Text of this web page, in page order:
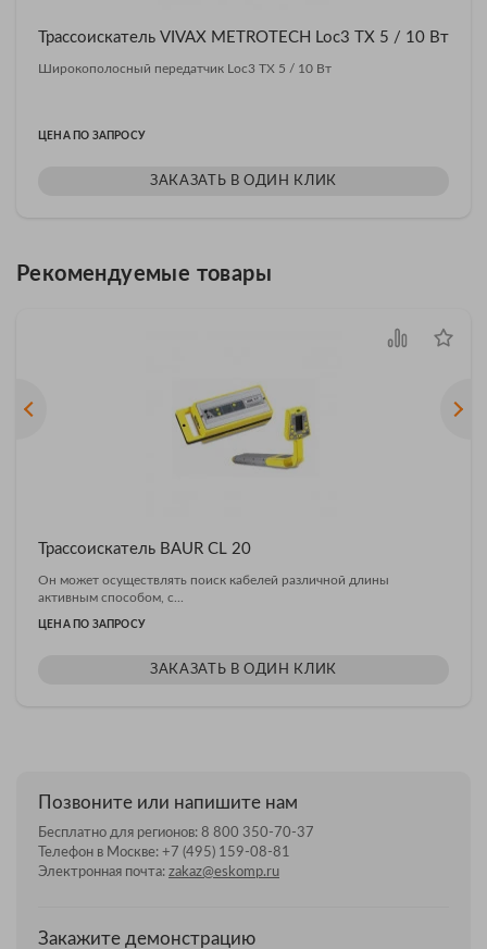
Трассоискатель VIVAX METROTECH Loc3 TX 5 / 10 Вт
Широкополосный передатчик Loc3 TX 5 / 10 Вт
ЦЕНА ПО ЗАПРОСУ
ЗАКАЗАТЬ В ОДИН КЛИК
Рекомендуемые товары
Трассоискатель BAUR CL 20
Он может осуществлять поиск кабелей различной длины
активным способом, с...
ЦЕНА ПО ЗАПРОСУ
ЗАКАЗАТЬ В ОДИН КЛИК
Позвоните или напишите нам
Бесплатно для регионов: 8 800 350-70-37
Телефон в Москве: +7 (495) 159-08-81
Электронная почта: zakaz@eskomp.ru
Закажите демонстрацию